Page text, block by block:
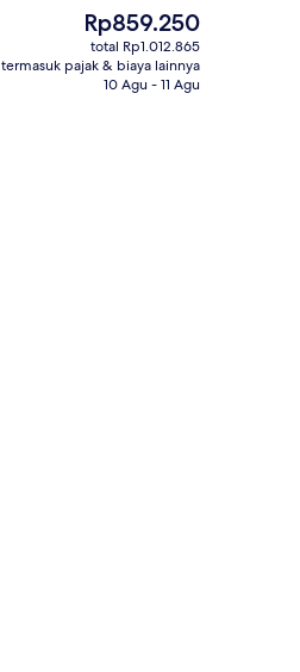
Harga
saat
ini
Rp859.250
Rp859.250
total Rp1.012.865
termasuk pajak & biaya lainnya
10 Agu - 11 Agu